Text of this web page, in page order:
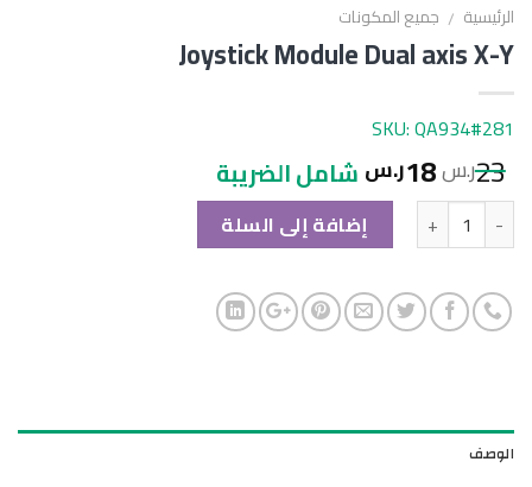
الرئيسية / جميع المكونات
Joystick Module Dual axis X-Y
SKU: QA934#281
23ر.س18ر.س شامل الضريبة
الكمية إضافة إلى السلة
الوصف